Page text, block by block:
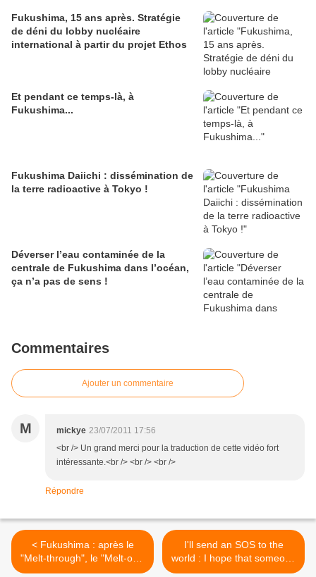
Fukushima, 15 ans après. Stratégie
de déni du lobby nucléaire
international à partir du projet Ethos
Et pendant ce temps-là, à
Fukushima...
Fukushima Daiichi : dissémination de
la terre radioactive à Tokyo !
Déverser l’eau contaminée de la
centrale de Fukushima dans l’océan,
ça n’a pas de sens !
Commentaires
Ajouter un commentaire
M mickye 23/07/2011 17:56
<br /> Un grand merci pour la traduction de cette vidéo fort
intéressante.<br /> <br /> <br />
Répondre
< Fukushima : après le
"Melt-through", le "Melt-out"
: le corium attaque les
I'll send an SOS to the
world : I hope that someone
gets my message in a bottle